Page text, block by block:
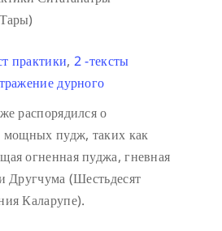
практики, 2 -тексты
дурного
распорядился о
мощных пудж, таких как
огненная пуджа, гневная
Другчума (Шестьдесят
Каларупе).